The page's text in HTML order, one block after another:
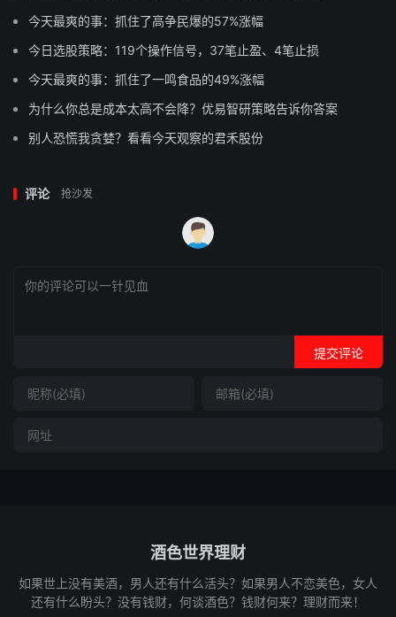
今天最爽的事：抓住了高争民爆的57%涨幅
今日选股策略：119个操作信号，37笔止盈、4笔止损
今天最爽的事：抓住了一鸣食品的49%涨幅
为什么你总是成本太高不会降？优易智研策略告诉你答案
别人恐慌我贪婪？看看今天观察的君禾股份
评论 抢沙发
提交评论
酒色世界理财
如果世上没有美酒，男人还有什么活头？如果男人不恋美色，女人
还有什么盼头？没有钱财，何谈酒色？钱财何来？理财而来！